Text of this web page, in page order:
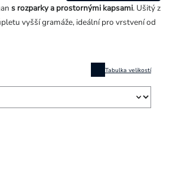
Tabulka velikostí
s rozparky a prostornými kapsami. Ušitý z
vyšší gramáže, ideální pro vrstvení od